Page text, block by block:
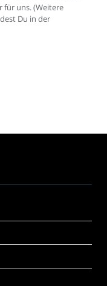
für uns. (Weitere
Du in der